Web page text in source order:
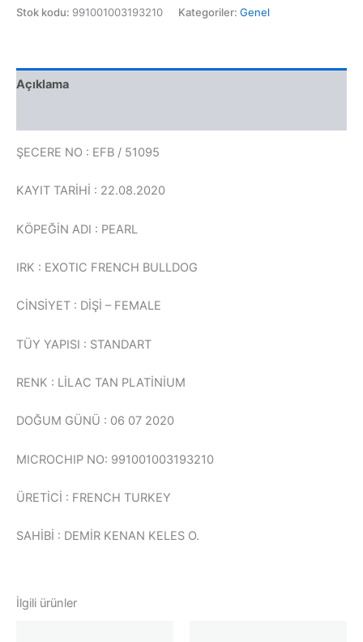
Stok kodu: 991001003193210 Kategoriler: Genel
Açıklama
ŞECERE NO : EFB / 51095
KAYIT TARİHİ : 22.08.2020
KÖPEĞİN ADI : PEARL
IRK : EXOTIC FRENCH BULLDOG
CİNSİYET : DİŞİ – FEMALE
TÜY YAPISI : STANDART
RENK : LİLAC TAN PLATİNİUM
DOĞUM GÜNÜ : 06 07 2020
MICROCHIP NO: 991001003193210
ÜRETİCİ : FRENCH TURKEY
SAHİBİ : DEMİR KENAN KELES O.
İlgili ürünler